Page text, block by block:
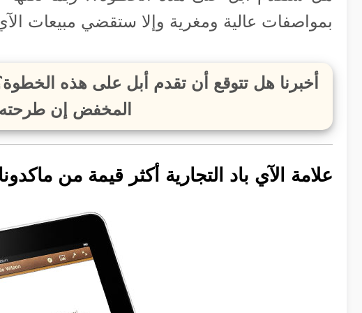
بمواصفات عالية ومغرية وإلا ستقضي مبيعات
أخبرنا هل تتوقع أن تقدم أبل على هذه
المخفض إن
علامة الآي باد التجارية أكثر قيمة من